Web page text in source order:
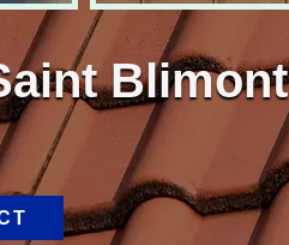
Blimont